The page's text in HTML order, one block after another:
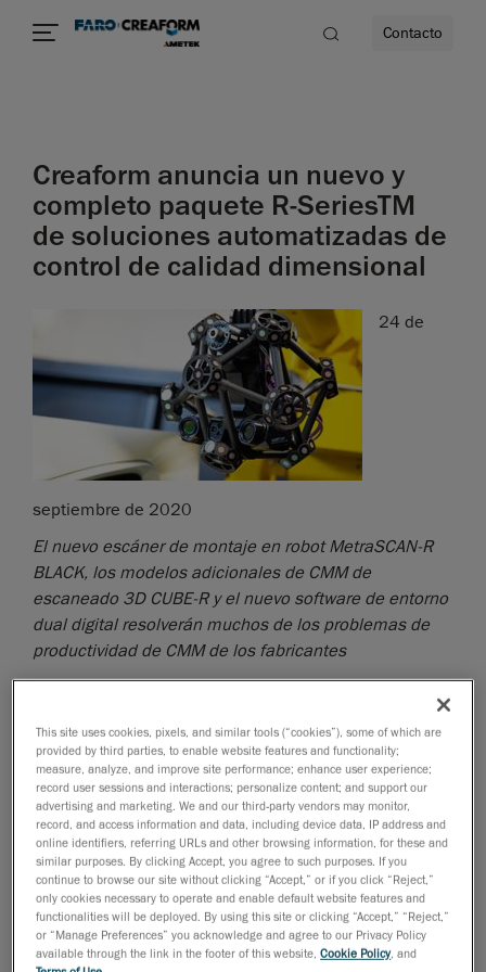
Contacto
Creaform anuncia un nuevo y
completo paquete R-SeriesTM
de soluciones automatizadas de
control de calidad dimensional
24 de
septiembre de 2020
El nuevo escáner de montaje en robot MetraSCAN-R
BLACK, los modelos adicionales de CMM de
escaneado 3D CUBE-R y el nuevo software de entorno
dual digital resolverán muchos de los problemas de
productividad de CMM de los fabricantes
Creaform, líder mundial en soluciones de medición
3D, ha anunciado hoy el lanzamiento más reciente de
sugama R-SeriesTM, incluido el nuevo MetraSCAN-R
BLACK|Elite , así como la incorporación de cuatro
modelos diferentes en la máquina de medición de
escaneado 3D CUBE-R. Creaform también lanzó el
nuevo módulo de
software de entorno dual digital VXscan-RTM, que
completa el conjunto de soluciones de control de
calidad automatizado llave en mano de la empresa.
This site uses cookies, pixels, and similar tools (“cookies”), some of which are
provided by third parties, to enable website features and functionality;
measure, analyze, and improve site performance; enhance user experience;
record user sessions and interactions; personalize content; and support our
advertising and marketing. We and our third-party vendors may monitor,
record, and access information and data, including device data, IP address and
online identifiers, referring URLs and other browsing information, for these and
similar purposes. By clicking Accept, you agree to such purposes. If you
continue to browse our site without clicking “Accept,” or if you click “Reject,”
only cookies necessary to operate and enable default website features and
functionalities will be deployed. By using this site or clicking “Accept,” “Reject,”
or “Manage Preferences” you acknowledge and agree to our Privacy Policy
available through the link in the footer of this website,Cookie Policy, and